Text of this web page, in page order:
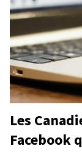
Les
Facebook